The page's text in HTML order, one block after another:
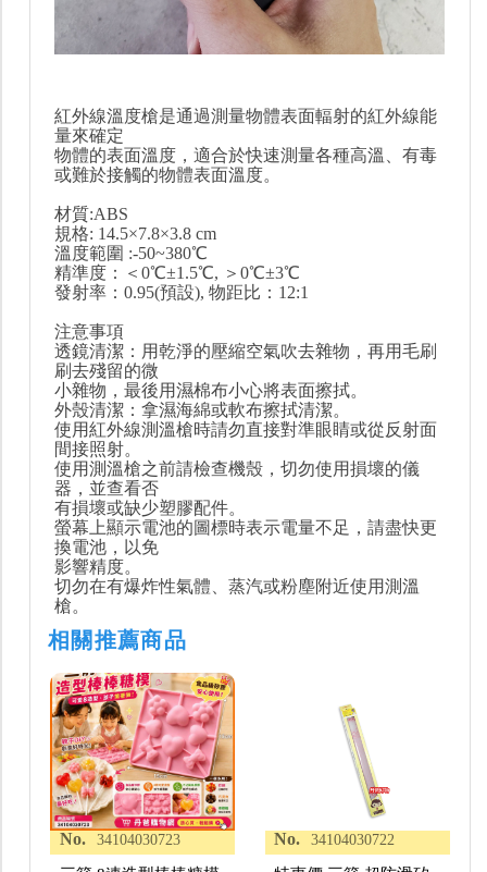
紅外線溫度槍是通過測量物體表面輻射的紅外線能
量來確定
物體的表面溫度，適合於快速測量各種高溫、有毒
或難於接觸的物體表面溫度。
材質:ABS
規格: 14.5×7.8×3.8 cm
溫度範圍 :-50~380℃
精準度：＜0℃±1.5℃, ＞0℃±3℃
發射率：0.95(預設), 物距比：12:1
注意事項
透鏡清潔：用乾淨的壓縮空氣吹去雜物，再用毛刷
刷去殘留的微
小雜物，最後用濕棉布小心將表面擦拭。
外殼清潔：拿濕海綿或軟布擦拭清潔。
使用紅外線測溫槍時請勿直接對準眼睛或從反射面
間接照射。
使用測溫槍之前請檢查機殼，切勿使用損壞的儀
器，並查看否
有損壞或缺少塑膠配件。
螢幕上顯示電池的圖標時表示電量不足，請盡快更
換電池，以免
影響精度。
切勿在有爆炸性氣體、蒸汽或粉塵附近使用測溫
槍。
相關推薦商品
No. 34104030723 No. 34104030722